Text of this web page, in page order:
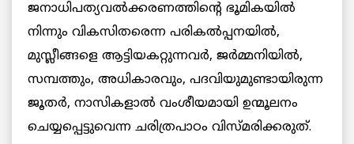
ജനാധിപത്യവല്‍ക്കരണത്തിന്റെ ഭൂമികയില്‍
നിന്നും വികസിതരെന്ന പരികല്‍പ്പനയില്‍,
മുസ്ലീങ്ങളെ ആട്ടിയകറ്റുന്നവര്‍, ജര്‍മ്മനിയില്‍,
സമ്പത്തും, അധികാരവും, പദവിയുമുണ്ടായിരുന്ന
ജൂതര്‍, നാസികളാല്‍ വംശീയമായി ഉന്മൂലനം
ചെയ്യപ്പെട്ടുവെന്ന ചരിത്രപാഠം വിസ്മരിക്കരുത്.